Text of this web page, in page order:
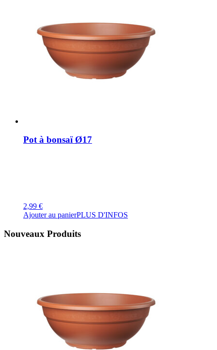
Pot à bonsaï Ø17
2,99 €
Ajouter au panierPLUS D'INFOS
Nouveaux Produits